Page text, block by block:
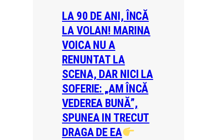
LA 90 DE ANI, ÎNCĂ
LA VOLAN! MARINA
VOICA NU A
RENUNTAT LA
SCENA, DAR NICI LA
SOFERIE: „AM ÎNCĂ
VEDEREA BUNĂ”,
SPUNEA IN TRECUT
DRAGA DE EA